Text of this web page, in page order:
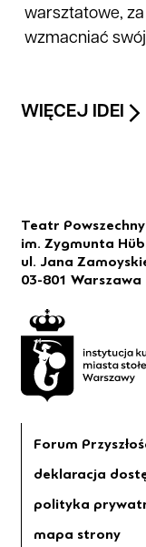
warsztatowe,
wzmacniać
WIĘCEJ IDEI
Teatr Powszechny
im. Zygmunta
ul. Jana
03-801 Warszawa
Forum
deklaracja
polityka
mapa strony